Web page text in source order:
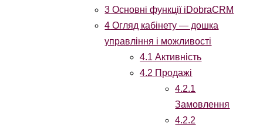
3 Основні функції iDobraCRM
4 Огляд кабінету — дошка
управління і можливості
4.1 Активність
4.2 Продажі
4.2.1
Замовлення
4.2.2